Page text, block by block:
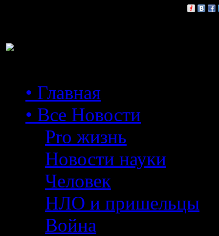
• Главная
• Все Новости
Pro жизнь
Новости науки
Человек
НЛО и пришельцы
Война